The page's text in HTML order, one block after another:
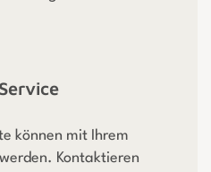
können mit Ihrem
Kontaktieren